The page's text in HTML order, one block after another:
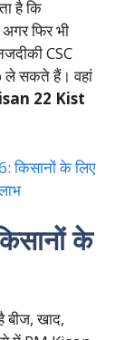
है कि
फिर भी
CSC
ले सकते हैं। वहां
22 Kist
के लिए
के
बीज, खाद,